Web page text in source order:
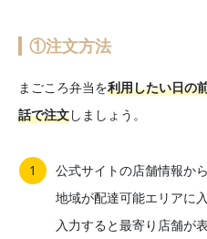
①注文方法
まごころ弁当を利用したい日の
話で注文しましょう。
公式サイトの店舗情報か
地域が配達可能エリアに
入力すると最寄り店舗が